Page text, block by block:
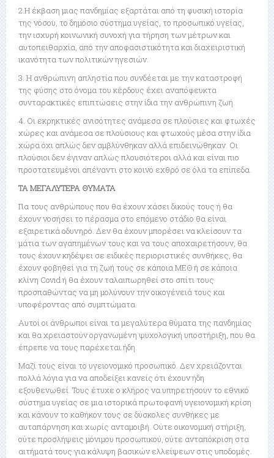
2.Η έκβαση μιας πανδημίας εξαρτάται από τη φυσική ιστορία
της νόσου, το δημόσιο σύστημα υγείας, το προσωπικό υγείας,
την ισχυρή κοινωνική συνοχή για τήρηση των μέτρων και
αυτοπειθαρχία, από την αποφασιστικότητα και διαχειριστική
ικανότητα των πολιτικών ηγεσιών.
3. Η ανθρώπινη απληστία που συνδέεται με την καταστροφή
της φύσης στο όνομα του κέρδους έχει αναπόφευκτα
συνταρακτικές επιπτώσεις στην ίδια την ανθρώπινη ζωή.
4. Οι εκρηκτικές ανισότητες ανάμεσα σε πλούσιες και φτωχές
χώρες και ανάμεσα σε πλούσιους και φτωχούς μέσα στην ίδια
χώρα όχι απλώς δεν αμβλύνθηκαν αλλά επιδεινώθηκαν. Οι
πλούσιοι δεν έγιναν απλώς πλουσιότεροι αλλά και είναι πιο
προστατευμένοι απέναντι στο κοινό εχθρό σε όλα τα επίπεδα.
ΤΑ ΜΕΓΑΛΥΤΕΡΑ ΘΥΜΑΤΑ
Για τους ανθρώπους που θα έχουν χάσει δικούς τους ή θα
έχουν νοσήσει το πέρασμα στο επόμενο στάδιο θα είναι
εξαιρετικά οδυνηρό. Δεν θα έχουν μπορέσει να κλείσουν τα
μάτια των αγαπημένων τους και να τους αποχαιρετήσουν, θα
τους έχουν κηδέψει σε ειδικές περιοριστικές συνθήκες, θα
έχουν φοβηθεί για τη ζωή τους σε κάποια ΜΕΘ ή σε κάποια
κλίνη Covid ή θα έχουν ταλαιπωρηθεί στο σπίτι τους
προσπαθώντας να μη μολύνουν την οικογένειά τους και
υποφέροντας από συμπτώματα.
Αυτοί οι άνθρωποι είναι τα μεγαλύτερα θύματα της πανδημίας
και θα χρειαστούν οργανωμένη ψυχολογική υποστήριξη, που θα
έπρεπε να τους παρέχεται ήδη.
Μαζί τους είναι το υγειονομικό προσωπικό. Δεν χρειάζονται
πολλά λόγια για να αποδείξει κανείς ότι έχουν ήδη
εξουθενωθεί. Τους έτυχε ο κλήρος να υπηρετήσουν το εθνικό
σύστημα υγείας σε μια ιστορικά πρωτοφανή υγειονομική κρίση
και κάνουν το καθήκον τους σε δύσκολες συνθήκες με
αυταπάρνηση και χωρίς ανταμοιβή. Ούτε οικονομική στήριξη,
ούτε προσλήψεις μόνιμου προσωπικού, ούτε ανταπόκριση στα
αιτήματά τους για κάλυψη βασικών ελλείψεων στις υποδομές.